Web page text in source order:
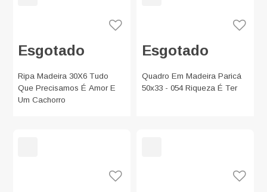
Esgotado
Ripa Madeira 30X6 Tudo
Que Precisamos É Amor E
Um Cachorro
Esgotado
Quadro Em Madeira Paricá
50x33 - 054 Riqueza É Ter